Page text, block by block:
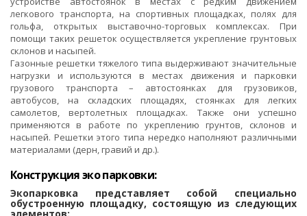
легкового транспорта, на спортивных площадках, полях для
гольфа, открытых выставочно-торговых комплексах. При
помощи таких решеток осуществляется укрепление грунтовых
склонов и насыпей.
Газонные решетки тяжелого типа выдерживают значительные
нагрузки и используются в местах движения и парковки
грузового транспорта – автостоянках для грузовиков,
автобусов, на складских площадях, стоянках для легких
самолетов, вертолетных площадках. Также они успешно
применяются в работе по укреплению грунтов, склонов и
насыпей. Решетки этого типа нередко наполняют различными
материалами (дерн, гравий и др.).
Конструкция эко парковки:
Экопарковка представляет собой специально
обустроенную площадку, состоящую из следующих